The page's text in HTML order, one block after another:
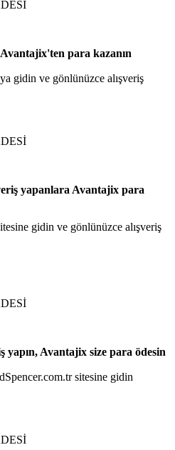
para kazanın
gidin ve gönlünüzce alışveriş
yapanlara Avantajix para
gidin ve gönlünüzce alışveriş
yapın, Avantajix size para ödesin
sitesine gidin